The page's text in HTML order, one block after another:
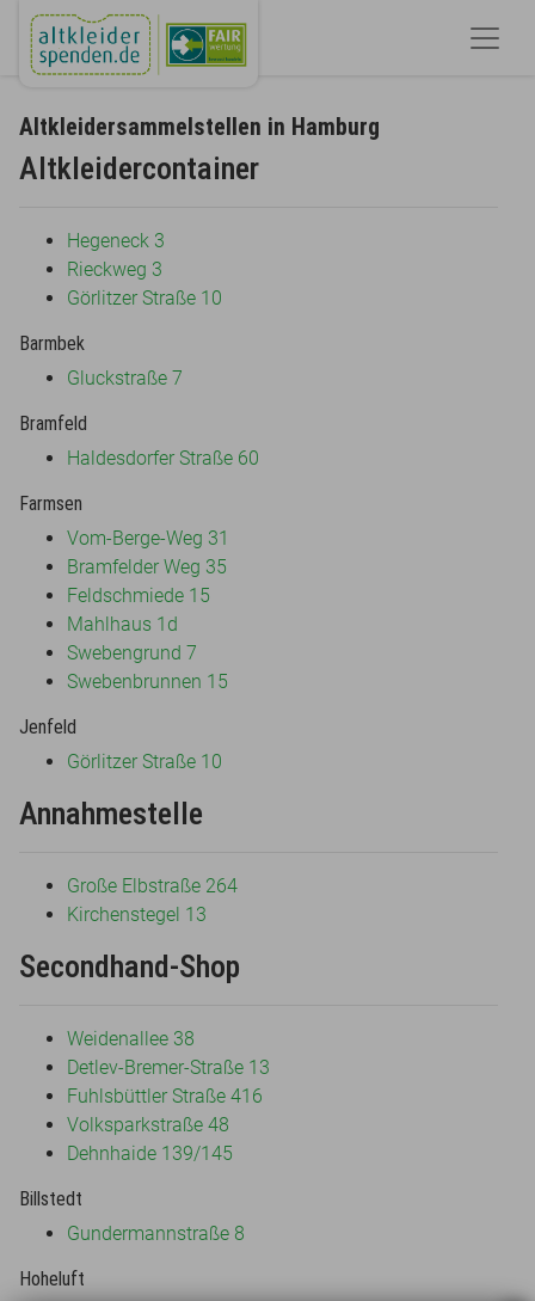
Altkleidersammelstellen in Hamburg
Altkleidercontainer
Hegeneck 3
Rieckweg 3
Görlitzer Straße 10
Barmbek
Gluckstraße 7
Bramfeld
Haldesdorfer Straße 60
Farmsen
Vom-Berge-Weg 31
Bramfelder Weg 35
Feldschmiede 15
Mahlhaus 1d
Swebengrund 7
Swebenbrunnen 15
Jenfeld
Görlitzer Straße 10
Annahmestelle
Große Elbstraße 264
Kirchenstegel 13
Secondhand-Shop
Weidenallee 38
Detlev-Bremer-Straße 13
Fuhlsbüttler Straße 416
Volksparkstraße 48
Dehnhaide 139/145
Billstedt
Gundermannstraße 8
Hoheluft